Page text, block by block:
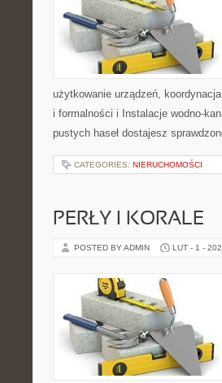
użytkowanie urządzeń,
i formalności i Instalacje wodno-
pustych haseł dostajesz
CATEGORIES: NIERUCHOMOŚCI
PERŁY I KORALE
POSTED BY ADMIN LUT - 1 -